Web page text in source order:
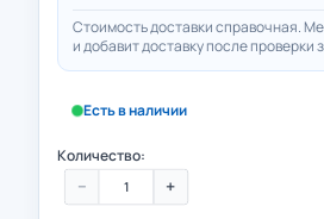
Стоимость доставки справочная.
и добавит доставку после проверки
Есть в наличии
Количество:
− +